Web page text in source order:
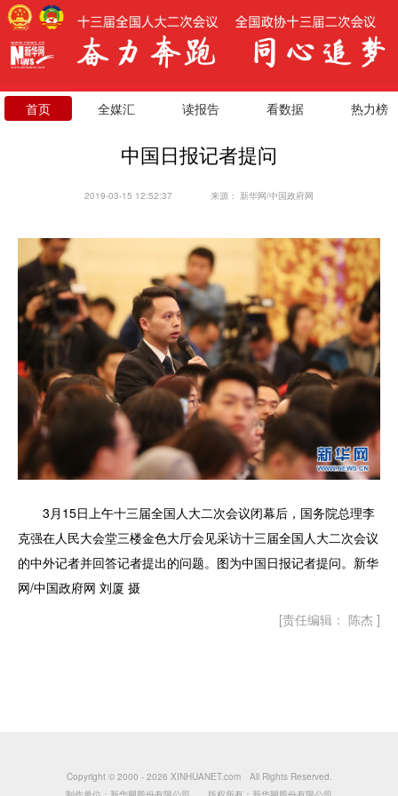
首页 全媒汇 读报告 看数据 热力榜
中国日报记者提问
2019-03-15 12:52:37 来源： 新华网/中国政府网
3月15日上午十三届全国人大二次会议闭幕后，国务院总理李
克强在人民大会堂三楼金色大厅会见采访十三届全国人大二次会议
的中外记者并回答记者提出的问题。图为中国日报记者提问。新华
网/中国政府网 刘厦 摄
[责任编辑： 陈杰 ]
Copyright © 2000 - 2026 XINHUANET.com All Rights Reserved.